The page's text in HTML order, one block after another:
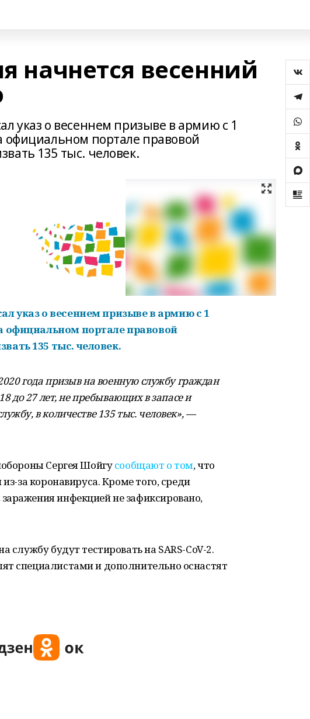
начнется весенний
указ о весеннем призыве в армию с 1
официальном портале правовой
135 тыс. человек.
указ о весеннем призыве в армию с 1
официальном портале правовой
135 тыс. человек.
года призыв на военную службу граждан
до 27 лет, не пребывающих в запасе и
в количестве 135 тыс. человек», —
Сергея Шойгусообщают о том, что
за коронавируса. Кроме того, среди
инфекцией не зафиксировано,
службу будут тестировать на SARS-CoV-2.
специалистами и дополнительно оснастят